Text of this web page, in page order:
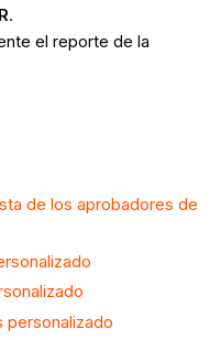
.
el reporte de la
de los aprobadores de
personalizado